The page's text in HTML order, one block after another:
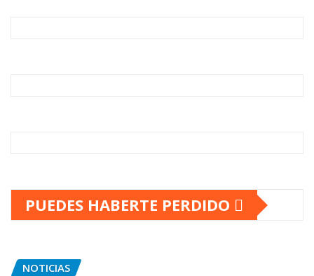
PUEDES HABERTE PERDIDO
NOTICIAS